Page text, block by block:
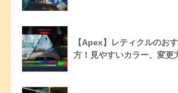
【Apex】レティクルのお
方！見やすいカラー、変更